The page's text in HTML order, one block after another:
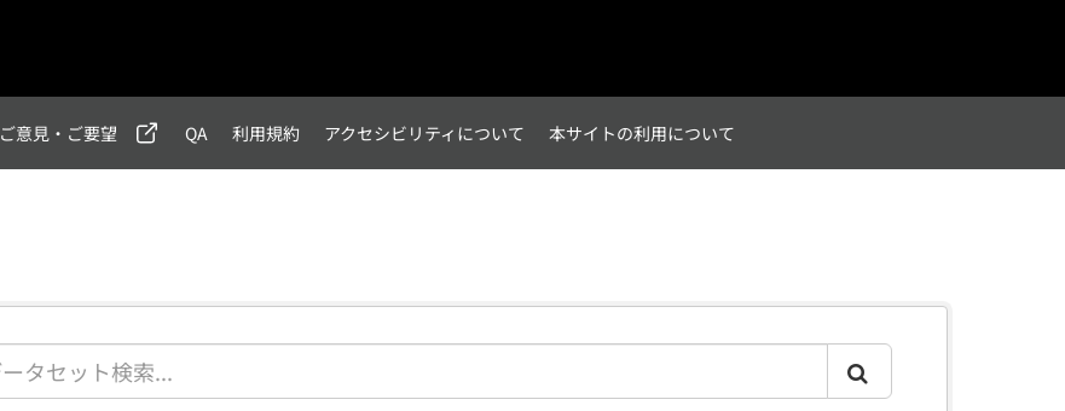
ご意見・ご要望 QA 利用規約 アクセシビリティについて 本サイトの利用について